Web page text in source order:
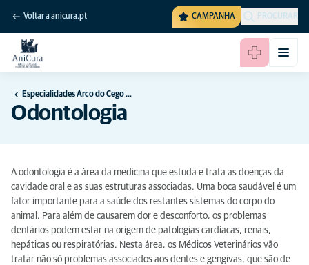
Voltar a anicura.pt CAMPANHA PROCURAR
Especialidades Arco do Cego Hospital Veterinário
Odontologia
A odontologia é a área da medicina que estuda e trata as doenças da
cavidade oral e as suas estruturas associadas. Uma boca saudável é um
fator importante para a saúde dos restantes sistemas do corpo do
animal. Para além de causarem dor e desconforto, os problemas
dentários podem estar na origem de patologias cardíacas, renais,
hepáticas ou respiratórias. Nesta área, os Médicos Veterinários vão
tratar não só problemas associados aos dentes e gengivas, que são de